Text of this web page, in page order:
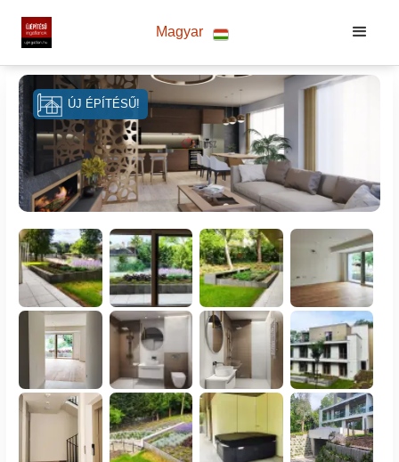
Magyar
ÚJ ÉPÍTÉSŰ!